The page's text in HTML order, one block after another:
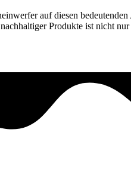
auf diesen
Produkte ist nicht